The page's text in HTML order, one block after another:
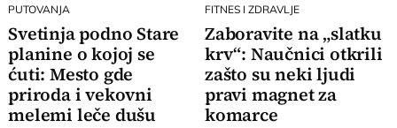
PUTOVANJA
Svetinja podno Stare
planine o kojoj se
ćuti: Mesto gde
priroda i vekovni
melemi leče dušu
FITNES I ZDRAVLJE
Zaboravite na „slatku
krv“: Naučnici otkrili
zašto su neki ljudi
pravi magnet za
komarce